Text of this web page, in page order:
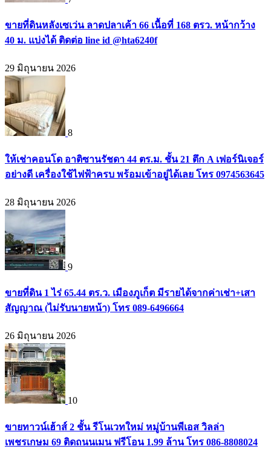
ขายที่ดินหลังเซเว่น ลาดปลาเค้า 66 เนื้อที่ 168 ตรว. หน้ากว้าง
40 ม. แบ่งได้ ติดต่อ line id @hta6240f
29 มิถุนายน 2026
8
ให้เช่าคอนโด อาติซานรัชดา 44 ตร.ม. ชั้น 21 ตึก A เฟอร์นิเจอร์
อย่างดี เครื่องใช้ไฟฟ้าครบ พร้อมเข้าอยู่ได้เลย โทร 0974563645
28 มิถุนายน 2026
9
ขายที่ดิน 1 ไร่ 65.44 ตร.ว. เมืองภูเก็ต มีรายได้จากค่าเช่า+เสา
สัญญาณ (ไม่รับนายหน้า) โทร 089-6496664
26 มิถุนายน 2026
10
ขายทาวน์เฮ้าส์ 2 ชั้น รีโนเวทใหม่ หมู่บ้านพีเอส วิลล่า
เพชรเกษม 69 ติดถนนเมน ฟรีโอน 1.99 ล้าน โทร 086-8808024